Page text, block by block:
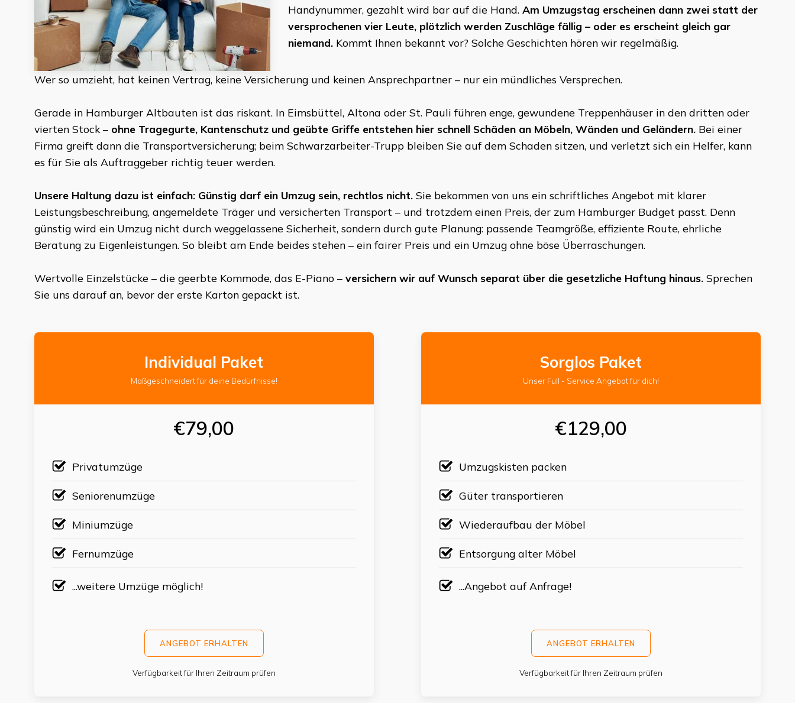
Handynummer, gezahlt wird bar auf die Hand.Am Umzugstag erscheinen dann zwei statt der
versprochenen vier Leute, plötzlich werden Zuschläge fällig – oder es erscheint gleich gar
niemand. Kommt Ihnen bekannt vor? Solche Geschichten hören wir regelmäßig.
Wer so umzieht, hat keinen Vertrag, keine Versicherung und keinen Ansprechpartner – nur ein mündliches Versprechen.
Gerade in Hamburger Altbauten ist das riskant. In Eimsbüttel, Altona oder St. Pauli führen enge, gewundene Treppenhäuser in den dritten oder
vierten Stock – ohne Tragegurte, Kantenschutz und geübte Griffe entstehen hier schnell Schäden an Möbeln, Wänden und Geländern.Bei einer
Firma greift dann die Transportversicherung; beim Schwarzarbeiter-Trupp bleiben Sie auf dem Schaden sitzen, und verletzt sich ein Helfer, kann
es für Sie als Auftraggeber richtig teuer werden.
Unsere Haltung dazu ist einfach: Günstig darf ein Umzug sein, rechtlos nicht.Sie bekommen von uns ein schriftliches Angebot mit klarer
Leistungsbeschreibung, angemeldete Träger und versicherten Transport – und trotzdem einen Preis, der zum Hamburger Budget passt. Denn
günstig wird ein Umzug nicht durch weggelassene Sicherheit, sondern durch gute Planung: passende Teamgröße, effiziente Route, ehrliche
Beratung zu Eigenleistungen. So bleibt am Ende beides stehen – ein fairer Preis und ein Umzug ohne böse Überraschungen.
Wertvolle Einzelstücke – die geerbte Kommode, das E-Piano – versichern wir auf Wunsch separat über die gesetzliche Haftung hinaus.Sprechen
Sie uns darauf an, bevor der erste Karton gepackt ist.
Individual Paket
Maßgeschneidert für deine Bedürfnisse!
€79,00
Privatumzüge
Seniorenumzüge
Miniumzüge
Fernumzüge
...weitere Umzüge möglich!
ANGEBOT ERHALTEN
Verfügbarkeit für Ihren Zeitraum prüfen
Sorglos Paket
Unser Full - Service Angebot für dich!
€129,00
Umzugskisten packen
Güter transportieren
Wiederaufbau der Möbel
Entsorgung alter Möbel
...Angebot auf Anfrage!
ANGEBOT ERHALTEN
Verfügbarkeit für Ihren Zeitraum prüfen